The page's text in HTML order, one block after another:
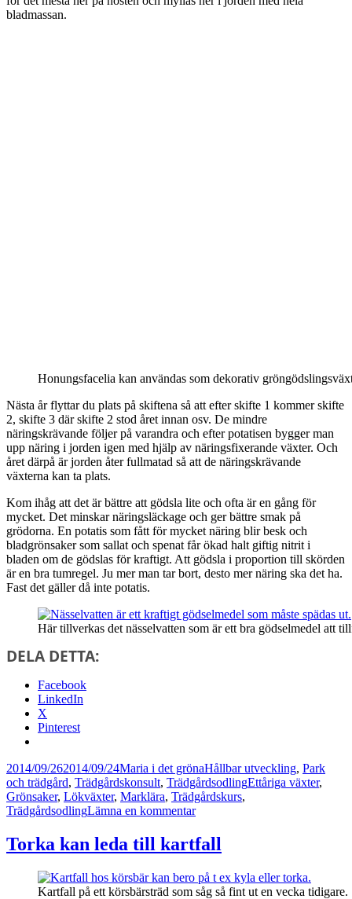
bladmassan.
Honungsfacelia kan användas som dekorativ
Nästa år flyttar du plats på skiftena så att efter skifte 1 kommer skifte
2, skifte 3 där skifte 2 stod året innan osv. De mindre
näringskrävande följer på varandra och efter potatisen bygger man
upp näring i jorden igen med hjälp av näringsfixerande växter. Och
året därpå är jorden åter fullmatad så att de näringskrävande
växterna kan ta plats.
Kom ihåg att det är bättre att gödsla lite och ofta är en gång för
mycket. Det minskar näringsläckage och ger bättre smak på
grödorna. En potatis som fått för mycket näring blir besk och
bladgrönsaker som sallat och spenat får ökad halt giftig nitrit i
bladen om de gödslas för kraftigt. Att gödsla i proportion till skörden
är en bra tumregel. Ju mer man tar bort, desto mer näring ska det ha.
Fast det gäller då inte potatis.
Här tillverkas det nässelvatten som är ett bra gödselmedel att
DELA DETTA:
Facebook
LinkedIn
X
Pinterest
Postat
2014/09/262014/09/24Författare
Maria i det grönaKategorier
Hållbar utveckling, Park
och trädgård, Trädgårdskonsult, TrädgårdsodlingTaggar
Ettåriga växter,
Grönsaker, Lökväxter, Marklära, Trädgårdskurs,
TrädgårdsodlingLämna en kommentartill
och
jordföljd
grönsakslandet
Torka kan leda till kartfall
Kartfall på ett körsbärsträd som såg så fint ut en vecka tidigare.